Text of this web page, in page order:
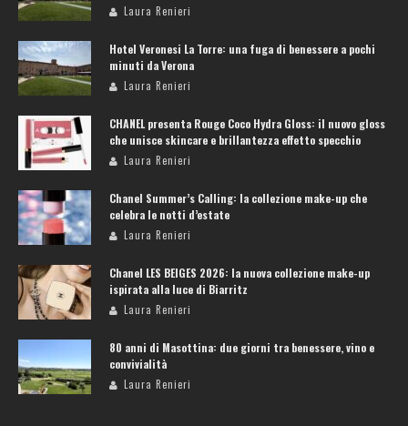
Laura Renieri
Hotel Veronesi La Torre: una fuga di benessere a pochi
minuti da Verona
Laura Renieri
CHANEL presenta Rouge Coco Hydra Gloss: il nuovo gloss
che unisce skincare e brillantezza effetto specchio
Laura Renieri
Chanel Summer’s Calling: la collezione make-up che
celebra le notti d’estate
Laura Renieri
Chanel LES BEIGES 2026: la nuova collezione make-up
ispirata alla luce di Biarritz
Laura Renieri
80 anni di Masottina: due giorni tra benessere, vino e
convivialità
Laura Renieri